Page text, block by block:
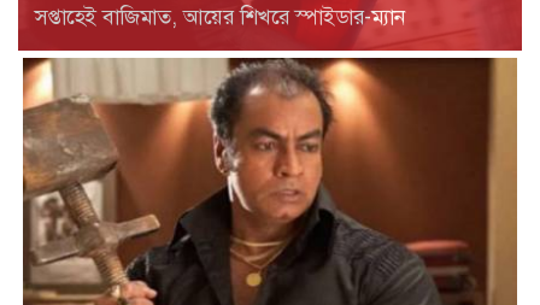
সপ্তাহেই বাজিমাত, আয়ের শিখরে স্পাইডার-ম্যান